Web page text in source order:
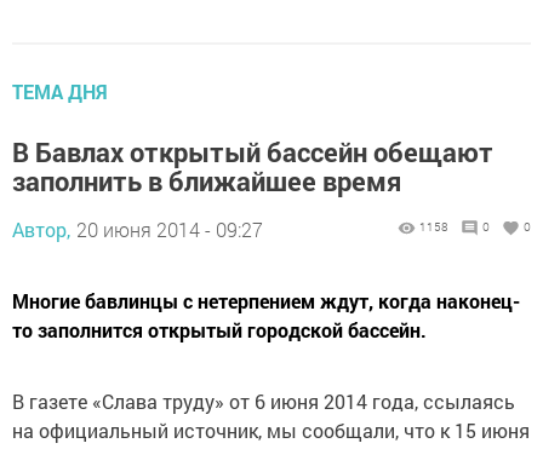
ТЕМА ДНЯ
В Бавлах открытый бассейн обещают
заполнить в ближайшее время
Автор, 20 июня 2014 - 09:27 1158 0 0
Многие бавлинцы с нетерпением ждут, когда наконец-
то заполнится открытый городской бассейн.
В газете «Слава труду» от 6 июня 2014 года, ссылаясь
на официальный источник, мы сообщали, что к 15 июня